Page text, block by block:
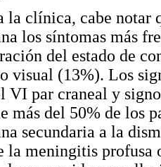
la clínica, cabe notar
los síntomas más
del estado de
visual (13%). Los
VI par craneal y
más del 50% de los
secundaria a la
la meningitis